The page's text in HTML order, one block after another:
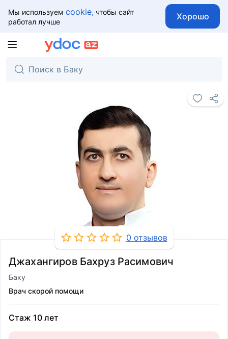
Мы используем cookie, чтобы сайт
работал лучше
Хорошо
0 отзывов
Джахангиров Бахруз Расимович
Баку
Врач скорой помощи
Стаж 10 лет